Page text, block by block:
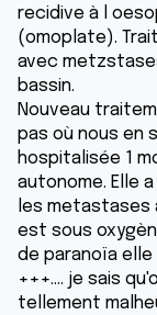
recidive à l
(omoplate).
avec
bassin.
Nouveau
pas où nous en
hospitalisée 1
autonome. Elle
les metastases
est sous
de paranoïa
+++.... je sais
tellement